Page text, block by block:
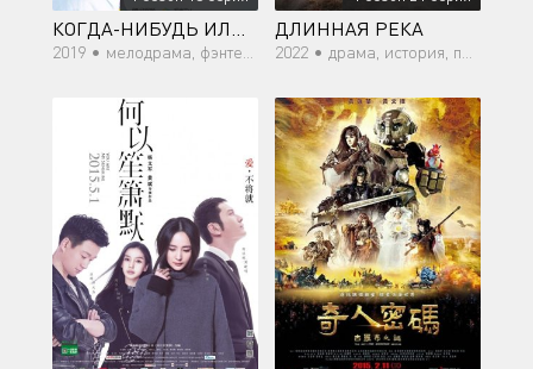
КОГДА-НИБУДЬ ИЛИ ОДНАЖДЫ
2019 • мелодрама, фэнтези, триллер, романтика, Sci-Fi
ДЛИННАЯ РЕКА
2022 • драма, история, повседневность, политика